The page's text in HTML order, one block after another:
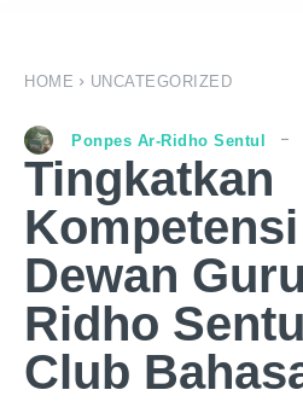
HOME UNCATEGORIZED
Ponpes Ar-Ridho Sentul
Tingkatkan
Dewan
Ridho
Club